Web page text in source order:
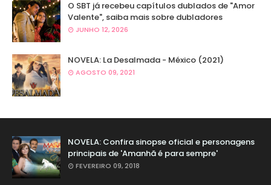
O SBT já recebeu capítulos dublados de "Amor
Valente", saiba mais sobre dubladores
JUNHO 12, 2026
NOVELA: La Desalmada - México (2021)
AGOSTO 09, 2021
NOVELA: Confira sinopse oficial e personagens
principais de 'Amanhã é para sempre'
FEVEREIRO 09, 2018